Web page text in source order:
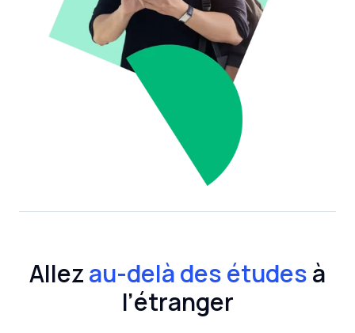
Allezau-delà des étudesà
l’étranger